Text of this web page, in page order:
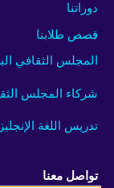
دوراتنا
قصص طلابنا
المجلس الثقافي
شركاء المجلس
تدريس اللغة
تواصل معنا